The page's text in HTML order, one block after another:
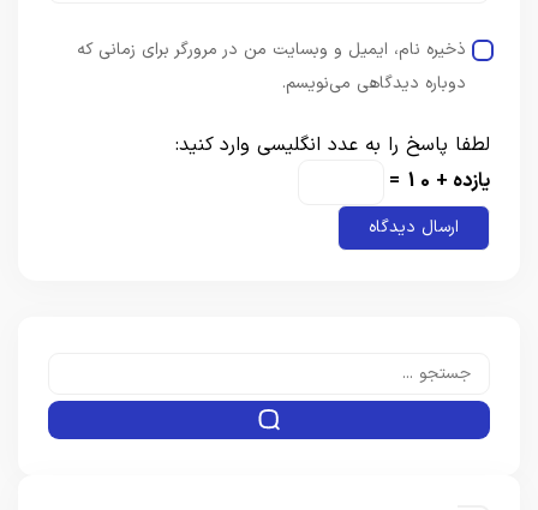
ذخیره نام، ایمیل و وبسایت من در مرورگر برای زمانی که
دوباره دیدگاهی می‌نویسم.
لطفا پاسخ را به عدد انگلیسی وارد کنید:
یازده + 10 =